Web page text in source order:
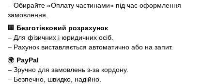
– Обирайте «Оплату частинами» під час оформлення
замовлення.
🏢 Безготівковий розрахунок
– Для фізичних і юридичних осіб.
– Рахунок виставляється автоматично або на запит.
🌍 PayPal
– Зручно для замовлень з-за кордону.
– Безпечно, швидко, надійно.